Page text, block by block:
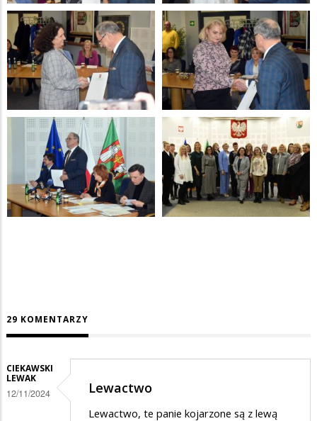
29 KOMENTARZY
CIEKAWSKI
LEWAK
12/11/2024 Lewactwo
Lewactwo, te panie kojarzone są z lewą